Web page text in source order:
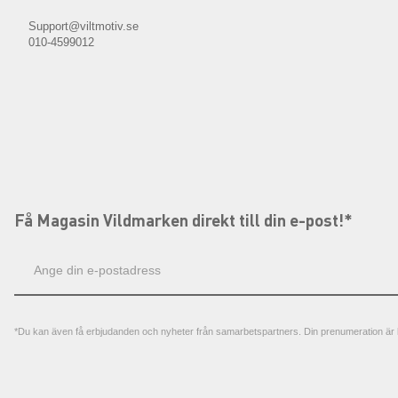
Support@viltmotiv.se
010-4599012
Få Magasin Vildmarken direkt till din e-post!*
postadress
*Du kan även få erbjudanden och nyheter från samarbetspartners. Din prenumeration